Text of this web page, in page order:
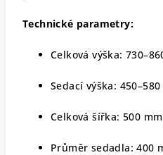
Technické parametry:
Celková výška:
Sedací výška:
Celková šířka: 500 mm
Průměr sedadla: 400